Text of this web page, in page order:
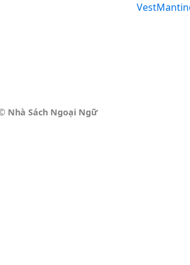
Nhà Sách Ngoại Ngữ